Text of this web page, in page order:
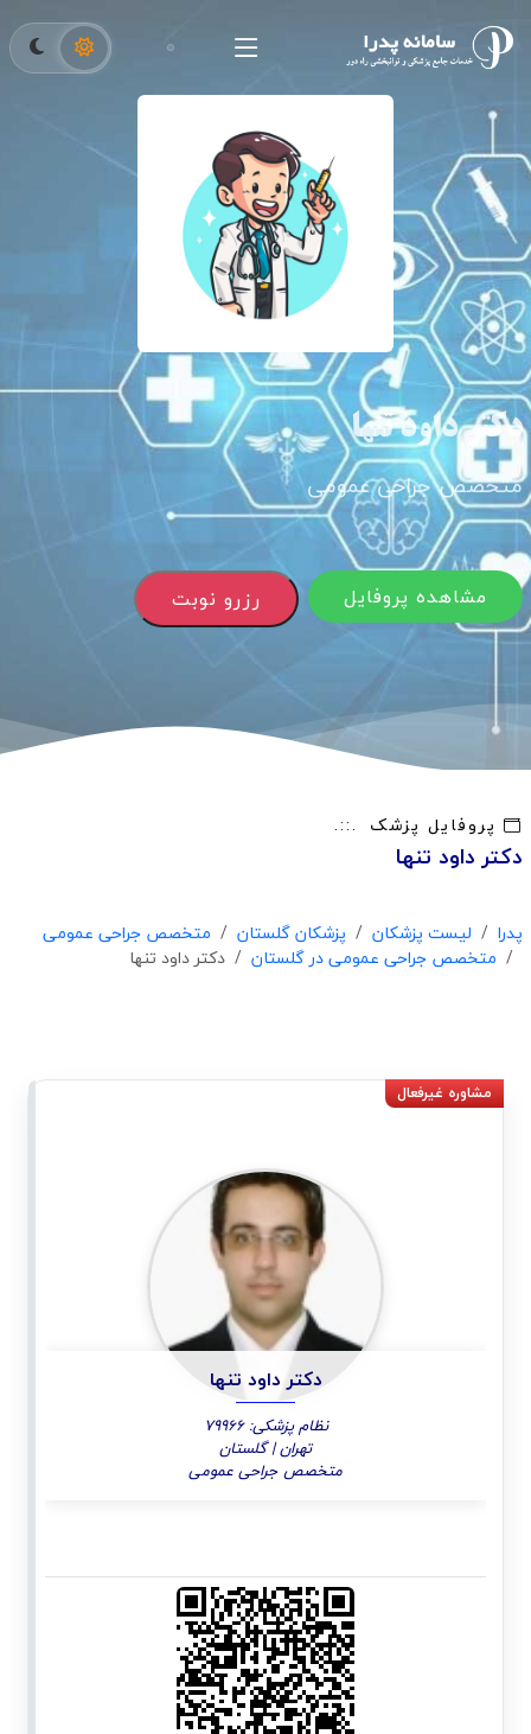
دکتر داود تنها
متخصص جراحی عمومی
رزرو نوبت مشاهده پروفایل
پروفایل پزشک
دکتر داود تنها
پدرا لیست پزشکان پزشکان گلستان
متخصص جراحی عمومی
متخصص جراحی عمومی در گلستان
دکتر داود تنها
دکتر داود تنها
نظام پزشکی: 79966
تهران | گلستان
متخصص جراحی عمومی